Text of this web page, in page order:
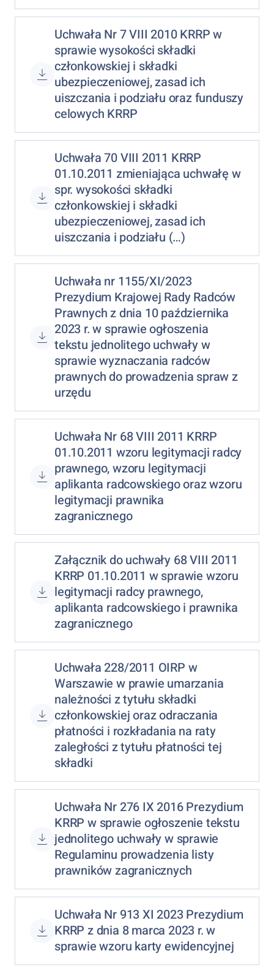
Uchwała Nr 7 VIII 2010 KRRP w
sprawie wysokości składki
członkowskiej i składki
ubezpieczeniowej, zasad ich
uiszczania i podziału oraz funduszy
celowych KRRP
Uchwała 70 VIII 2011 KRRP
01.10.2011 zmieniająca uchwałę w
spr. wysokości składki
członkowskiej i składki
ubezpieczeniowej, zasad ich
uiszczania i podziału (…)
Uchwała nr 1155/XI/2023
Prezydium Krajowej Rady Radców
Prawnych z dnia 10 października
2023 r. w sprawie ogłoszenia
tekstu jednolitego uchwały w
sprawie wyznaczania radców
prawnych do prowadzenia spraw z
urzędu
Uchwała Nr 68 VIII 2011 KRRP
01.10.2011 wzoru legitymacji radcy
prawnego, wzoru legitymacji
aplikanta radcowskiego oraz wzoru
legitymacji prawnika
zagranicznego
Załącznik do uchwały 68 VIII 2011
KRRP 01.10.2011 w sprawie wzoru
legitymacji radcy prawnego,
aplikanta radcowskiego i prawnika
zagranicznego
Uchwała 228/2011 OIRP w
Warszawie w prawie umarzania
należności z tytułu składki
członkowskiej oraz odraczania
płatności i rozkładania na raty
zaległości z tytułu płatności tej
składki
Uchwała Nr 276 IX 2016 Prezydium
KRRP w sprawie ogłoszenie tekstu
jednolitego uchwały w sprawie
Regulaminu prowadzenia listy
prawników zagranicznych
Uchwała Nr 913 XI 2023 Prezydium
KRRP z dnia 8 marca 2023 r. w
sprawie wzoru karty ewidencyjnej